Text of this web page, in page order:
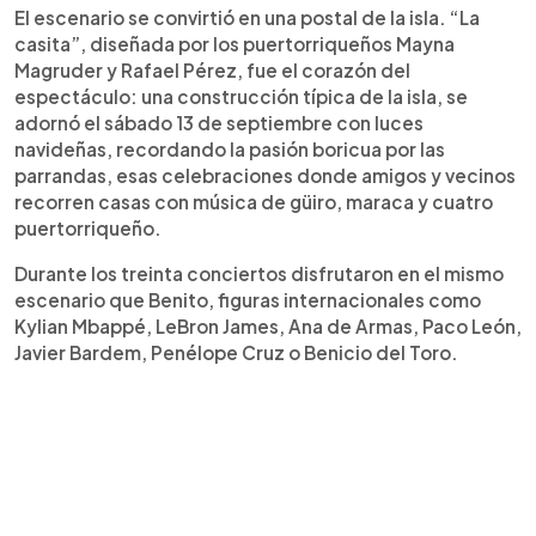
El escenario se convirtió en una postal de la isla. “La
casita”, diseñada por los puertorriqueños Mayna
Magruder y Rafael Pérez, fue el corazón del
espectáculo: una construcción típica de la isla, se
adornó el sábado 13 de septiembre con luces
navideñas, recordando la pasión boricua por las
parrandas, esas celebraciones donde amigos y vecinos
recorren casas con música de güiro, maraca y cuatro
puertorriqueño.
Durante los treinta conciertos disfrutaron en el mismo
escenario que Benito, figuras internacionales como
Kylian Mbappé, LeBron James, Ana de Armas, Paco León,
Javier Bardem, Penélope Cruz o Benicio del Toro.